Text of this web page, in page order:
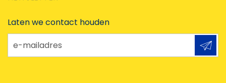
Laten we contact houden
e-mailadres